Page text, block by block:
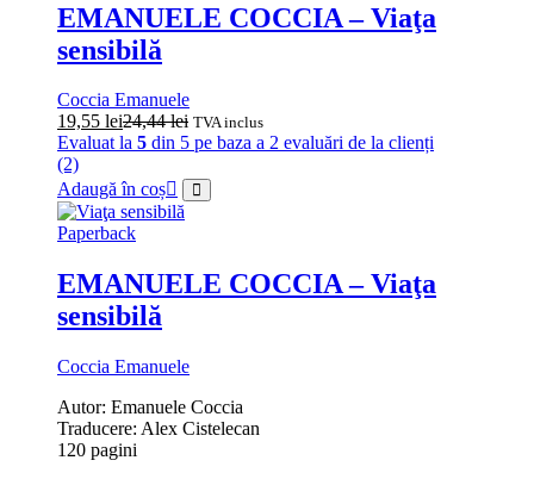
EMANUELE COCCIA – Viaţa
sensibilă
Coccia Emanuele
19,55 lei24,44lei TVA inclus
Evaluat la 5 din 5 pe baza a 2 evaluări de la clienți
(2)
Adaugă în coș
Paperback
EMANUELE COCCIA – Viaţa
sensibilă
Coccia Emanuele
Autor: Emanuele Coccia
Traducere: Alex Cistelecan
120 pagini